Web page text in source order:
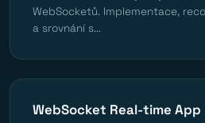
WebSocketů. Implementace,
a srovnání s...
WebSocket Real-time App